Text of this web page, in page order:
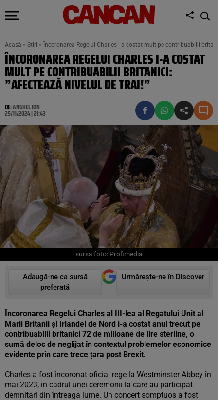
Acasă » Știri » Încoronarea Regelui Charles i-a costat mult pe contribuabilii
ÎNCORONAREA REGELUI CHARLES I-A COSTAT
MULT PE CONTRIBUABILII BRITANICI:
”AFECTEAZĂ NIVELUL DE TRAI!”
DE:ANGHEL ION
25/11/2024 | 21:43
sursa foto: Profimedia
Adaugă-ne ca sursă
preferată
Urmărește-ne în Discover
Încoronarea Regelui Charles al III-lea al Regatului Unit al
Marii Britanii şi Irlandei de Nord i-a costat anul trecut pe
contribuabilii britanici 72 de milioane de lire sterline, o
sumă deloc de neglijat în contextul problemelor economice
evidente prin care trece țara post Brexit.
Charles a fost încoronat oficial rege la Westminster Abbey în
mai 2023, în cadrul unei ceremonii la care au participat
demnitari din întreaga lume. Un concert somptuos a fost